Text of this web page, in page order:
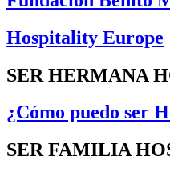
Hospitality Europe
SER HERMANA
¿Cómo puedo ser
SER FAMILIA